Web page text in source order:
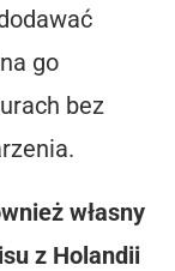
go
bez
własny
z Holandii